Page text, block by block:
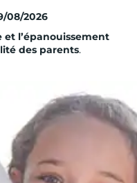
08/2026
et l’épanouissement
des parents.